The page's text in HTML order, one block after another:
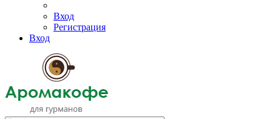
Вход
Регистрация
Вход